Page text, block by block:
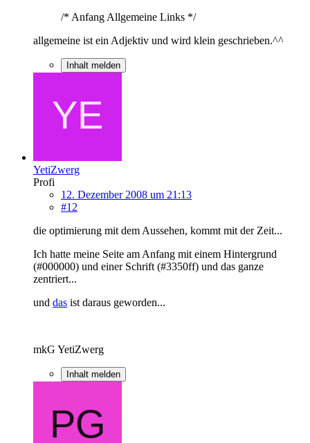
/* Anfang Allgemeine Links */
allgemeine ist ein Adjektiv und wird klein geschrieben.^^
Inhalt melden
YetiZwerg
Profi
12. Dezember 2008 um 21:13
#12
die optimierung mit dem Aussehen, kommt mit der Zeit...
Ich hatte meine Seite am Anfang mit einem Hintergrund
(#000000) und einer Schrift (#3350ff) und das ganze
zentriert...
und das ist daraus geworden...
mkG YetiZwerg
Inhalt melden